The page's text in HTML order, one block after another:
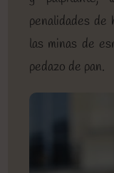
penalidades de
las minas de
pedazo de pan.